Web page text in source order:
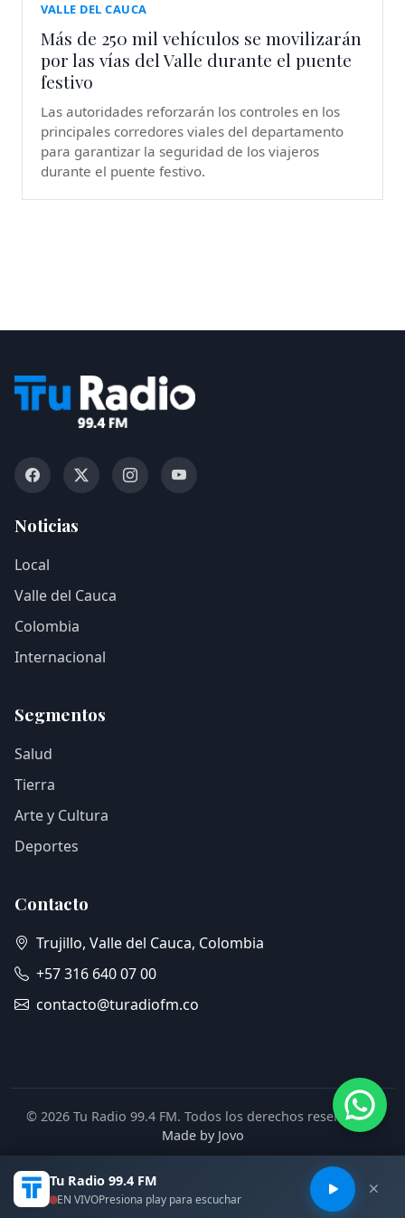
VALLE DEL CAUCA
Más de 250 mil vehículos se movilizarán
por las vías del Valle durante el puente
festivo
Las autoridades reforzarán los controles en los
principales corredores viales del departamento
para garantizar la seguridad de los viajeros
durante el puente festivo.
Tu Radio 99.4 FM
EN VIVOPresiona play para escuchar
Noticias
Local
Valle del Cauca
Colombia
Internacional
Segmentos
Salud
Tierra
Arte y Cultura
Deportes
Contacto
Trujillo, Valle del Cauca, Colombia
+57 316 640 07 00
contacto@turadiofm.co
© 2026 Tu Radio 99.4 FM. Todos los derechos reservados.
Made by Jovo